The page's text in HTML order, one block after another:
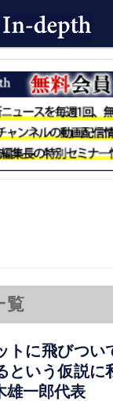
覧
トに飛びつ
という仮説に
雄一郎代表